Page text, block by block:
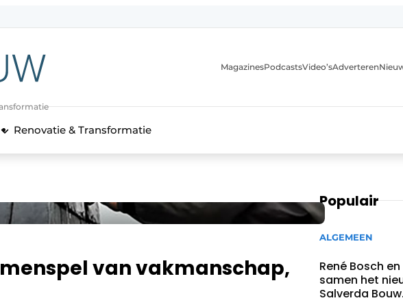
MagazinesPodcastsVideo’sAdverteren
Renovatie & Transformatie
van vakmanschap,
Populair
ALGEMEEN
René Bosch
samen het
Salverda Bouw.